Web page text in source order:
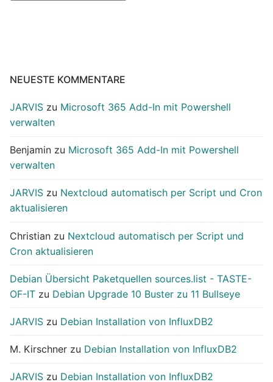
NEUESTE KOMMENTARE
JARVIS zu Microsoft 365 Add-In mit Powershell
verwalten
Benjamin zu Microsoft 365 Add-In mit Powershell
verwalten
JARVIS zu Nextcloud automatisch per Script und Cron
aktualisieren
Christian zu Nextcloud automatisch per Script und
Cron aktualisieren
Debian Übersicht Paketquellen sources.list - TASTE-
OF-IT zu Debian Upgrade 10 Buster zu 11 Bullseye
JARVIS zu Debian Installation von InfluxDB2
M. Kirschner zu Debian Installation von InfluxDB2
JARVIS zu Debian Installation von InfluxDB2